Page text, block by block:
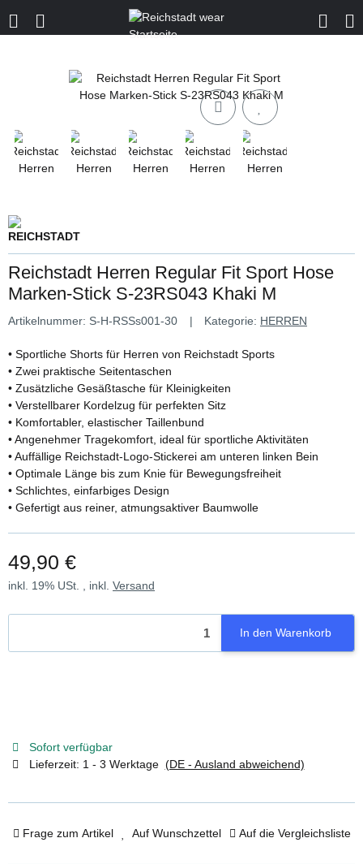
Reichstadt Herren Regular Fit Sport Hose
Marken-Stick S-23RS043 Khaki M
Artikelnummer: S-H-RSSs001-30 Kategorie: HERREN
• Sportliche Shorts für Herren von Reichstadt Sports
• Zwei praktische Seitentaschen
• Zusätzliche Gesäßtasche für Kleinigkeiten
• Verstellbarer Kordelzug für perfekten Sitz
• Komfortabler, elastischer Taillenbund
• Angenehmer Tragekomfort, ideal für sportliche Aktivitäten
• Auffällige Reichstadt-Logo-Stickerei am unteren linken Bein
• Optimale Länge bis zum Knie für Bewegungsfreiheit
• Schlichtes, einfarbiges Design
• Gefertigt aus reiner, atmungsaktiver Baumwolle
49,90 €
inkl. 19% USt. , inkl. Versand
In den Warenkorb
Sofort verfügbar
Lieferzeit: 1 - 3 Werktage (DE - Ausland abweichend)
Frage zum Artikel Auf Wunschzettel Auf die Vergleichsliste